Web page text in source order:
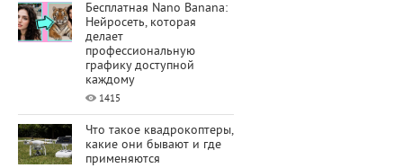
Бесплатная Nano Banana:
Нейросеть, которая
делает
профессиональную
графику доступной
каждому
1415
Что такое квадрокоптеры,
какие они бывают и где
применяются